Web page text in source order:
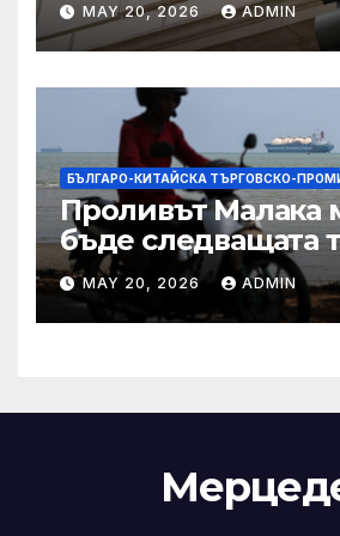
сделката за
IRS
MAY 20, 2026 ADMIN
БЪЛГАРО-КИТАЙСКА ТЪРГОВСКО-
Проливът Малака
бъде следващата
Азия не внимава
MAY 20, 2026 ADMIN